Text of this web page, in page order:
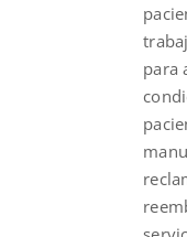
para